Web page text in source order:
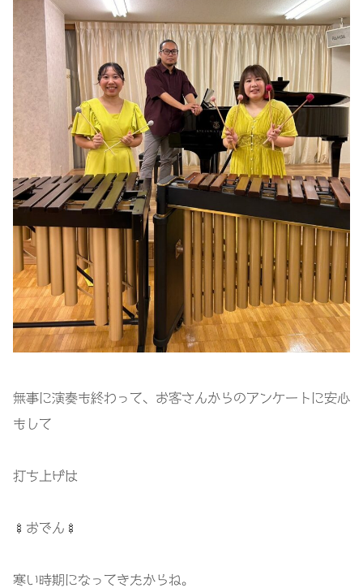
無事に演奏も終わって、お客さんからのアンケートに安心
もして
打ち上げは
🍢おでん🍢
寒い時期になってきたからね。